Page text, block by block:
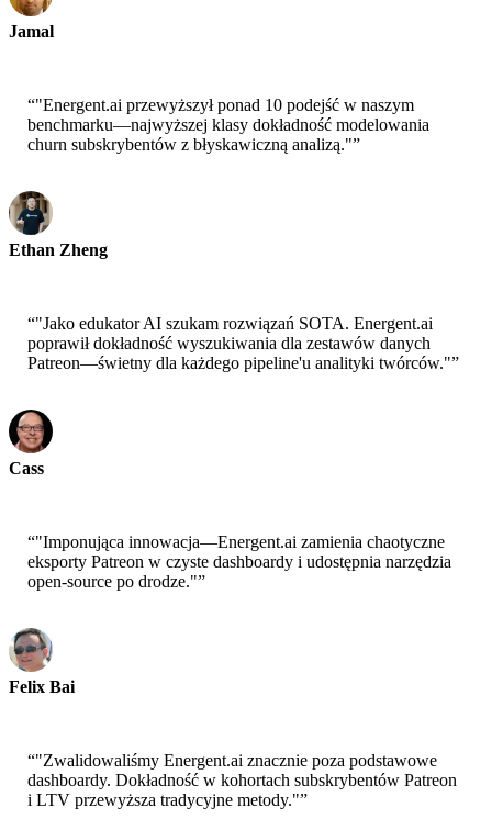
Jamal
“"Energent.ai przewyższył ponad 10 podejść w naszym
benchmarku—najwyższej klasy dokładność modelowania
churn subskrybentów z błyskawiczną analizą."”
Ethan Zheng
“"Jako edukator AI szukam rozwiązań SOTA. Energent.ai
poprawił dokładność wyszukiwania dla zestawów danych
Patreon—świetny dla każdego pipeline'u analityki twórców."”
Cass
“"Imponująca innowacja—Energent.ai zamienia chaotyczne
eksporty Patreon w czyste dashboardy i udostępnia narzędzia
open-source po drodze."”
Felix Bai
“"Zwalidowaliśmy Energent.ai znacznie poza podstawowe
dashboardy. Dokładność w kohortach subskrybentów Patreon
i LTV przewyższa tradycyjne metody."”